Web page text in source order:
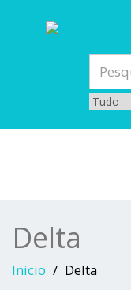
Delta
Inicio Delta